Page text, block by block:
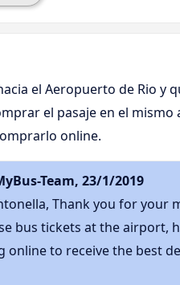
el Aeropuerto de Rio y
el pasaje en el
online.
Team, 23/1/2019
Thank you for your
bus tickets at the airport,
online to receive the best